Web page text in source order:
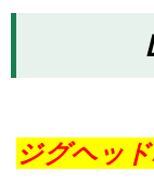
ジグヘッ